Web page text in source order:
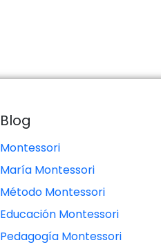
Blog
Montessori
María Montessori
Método Montessori
Educación Montessori
Pedagogía Montessori